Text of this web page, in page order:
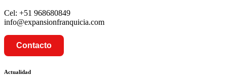
Cel: +51 968680849
info@expansionfranquicia.com
Contacto
Actualidad